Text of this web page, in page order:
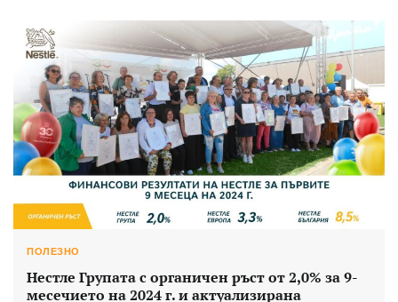
ПОЛЕЗНО
Нестле Групата с органичен ръст от 2,0% за 9-
месечието на 2024 г. и актуализирана